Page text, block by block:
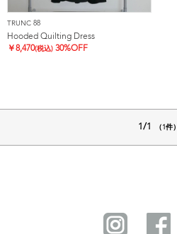
TRUNC 88
Hooded Quilting Dress
￥8,470(税込) 30%OFF
1/1 （1件）